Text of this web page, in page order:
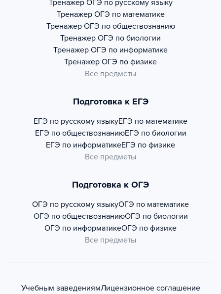
Тренажер ОГЭ по русскому языку
Тренажер ОГЭ по математике
Тренажер ОГЭ по обществознанию
Тренажер ОГЭ по биологии
Тренажер ОГЭ по информатике
Тренажер ОГЭ по физике
Все предметы
Подготовка к ЕГЭ
ЕГЭ по русскому языкуЕГЭ по математике
ЕГЭ по обществознаниюЕГЭ по биологии
ЕГЭ по информатикеЕГЭ по физике
Все предметы
Подготовка к ОГЭ
ОГЭ по русскому языкуОГЭ по математике
ОГЭ по обществознаниюОГЭ по биологии
ОГЭ по информатикеОГЭ по физике
Все предметы
Учебным заведениямЛицензионное соглашение